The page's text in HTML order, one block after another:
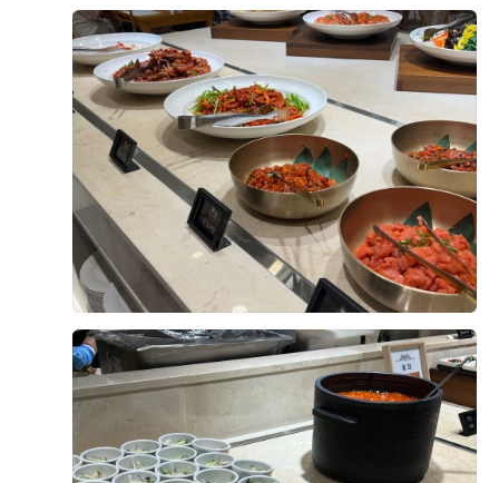
이 다 같이 사진을 찍을 수 있어 뿌듯했습니다. ​ 식 1시간
전 메인 대기실로 이동한 뒤로는 남편도 밖에서 하객을 맞
이하느라 얼굴을 거의 보지 못했습니다. 그렇게 정신없이
인사를 나누다 보니 곧 식 시작이라며 입장 문 앞에 서 있는
저를 발견했습니다. (개인적인 팁인데, 떨리는 거 걱정되시
는 분들 인데놀!! 꼭 드세요 저는 미리 복용해서 그런지 떨
리는거 전혀 없이 입장할 수 있었습니다.) 예식 도우미분들
의 매끄러운 안내 덕분에 전체적인 진행은 차질 없이 잘 마
무리되었습니다. ​ 하객 수 정산 및 연회장 예식 당일 아침
에 눈이 오고 교통 상황이 안 좋아 아버님 측 지방 하객분들
중 일부가 다른 예식장으로 잘못 가시는 일이 있었습니다.
이를 맡아 제 지인들에게 따로 축의금 받고 챙겨준 식권만
50장이 넘었는데, 개혼이라 그런지 다행히 정산 후 돈이 부
족하지 않고 남았습니다. (다행,,^^) 하객 인원이 많아 연
회장은 2곳으로 나누어 배정받았습니다. 인사 돌 때 연회
장 두 곳을 다 가야해서 조금 번거로웠고 왜 이렇게 늦게 내
와 천장에서 들어오는 자연채광이었습니다. 실내 전체가
밝고 개방감이 좋아서 사진으로 봤을 때보다 실제로 봤을
때 훨씬 고급스럽게 느껴졌습니다! 너무 새하얗기만 한 홀
은 원하지 않았는데, 화이트·베이지 톤 플라워 장식이 웅장
하면서도 화사한 분위기더라고요. 버진로드 양옆에 생화
장식도 만족스러웠고, 대형 LED 스크린도 저에겐 좋았습
니다. 하객 입장에서도 홀이 넓어 답답하지 않고, 주차 공
간이 넉넉해 자차 이용 하객들도 편할 것 같았습니다. 지하
철역과도 연결되어 있어 교통 접근성이 좋았고, 저희 부부
의 집(마포+은평 권역)과도 가깝고 양가 지인, 직장 동료들
동선까지 두루 편해서 위치 면에서 고민할 필요가 없었습
니다. 3주 차 토요일에 세 번째 베뉴까지 다 돌아본 후 바로
그날 홀딩 전화를 드렸고, 다음 날인 일요일에 바로 계약하
러 갔습니다. '밝은 홀의 정석'이라는 느낌으로 마음을 완
전히 사로잡은 곳이었어서 밝은 홀 찾으시는 신부님들은
한번쯤 둘러보시는거 추천드립니다.
후기가 도움이 되었나요? 0
지여닝 계약후기
2026-07-19 19명 읽음 + 카페
+2
오늘은 서울 마포 상암 디엠씨타워웨딩 펠리체홀 상담후기
와 계약하게 된 이유를 포스팅하려 합니다. 서울 마포,상암